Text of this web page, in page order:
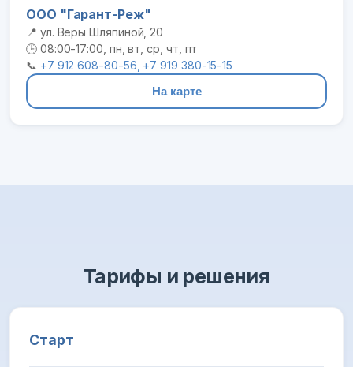
ООО "Гарант-Реж"
📍 ул. Веры Шляпиной, 20
🕒 08:00-17:00, пн, вт, ср, чт, пт
📞 +7 912 608-80-56, +7 919 380-15-15
На карте
Тарифы и решения
Старт